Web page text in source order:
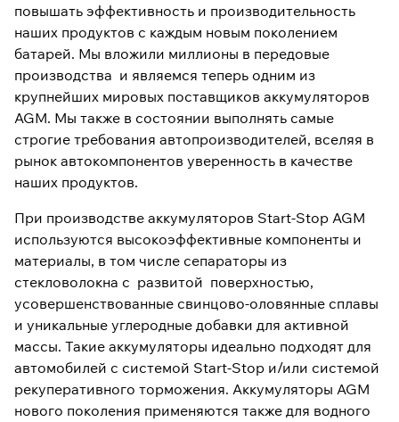
повышать эффективность и производительность
наших продуктов с каждым новым поколением
батарей. Мы вложили миллионы в передовые
производства и являемся теперь одним из
крупнейших мировых поставщиков аккумуляторов
AGM. Мы также в состоянии выполнять самые
строгие требования автопроизводителей, вселяя в
рынок автокомпонентов уверенность в качестве
наших продуктов.
При производстве аккумуляторов Start-Stop AGM
используются высокоэффективные компоненты и
материалы, в том числе сепараторы из
стекловолокна с развитой поверхностью,
усовершенствованные свинцово-оловянные сплавы
и уникальные углеродные добавки для активной
массы. Такие аккумуляторы идеально подходят для
автомобилей с системой Start-Stop и/или системой
рекуперативного торможения. Аккумуляторы AGM
нового поколения применяются также для водного